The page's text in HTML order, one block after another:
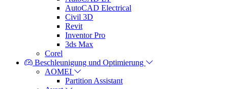
AutoCAD Electrical
Civil 3D
Revit
Inventor Pro
3ds Max
Corel
Beschleunigung und Optimierung
AOMEI
Partition Assistant